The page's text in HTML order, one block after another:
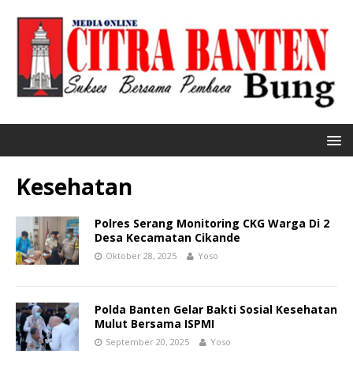
Kesehatan
Polres Serang Monitoring CKG Warga Di 2
Desa Kecamatan Cikande
Oktober 28, 2025 Yoso
Polda Banten Gelar Bakti Sosial Kesehatan
Mulut Bersama ISPMI
September 20, 2025 Yoso